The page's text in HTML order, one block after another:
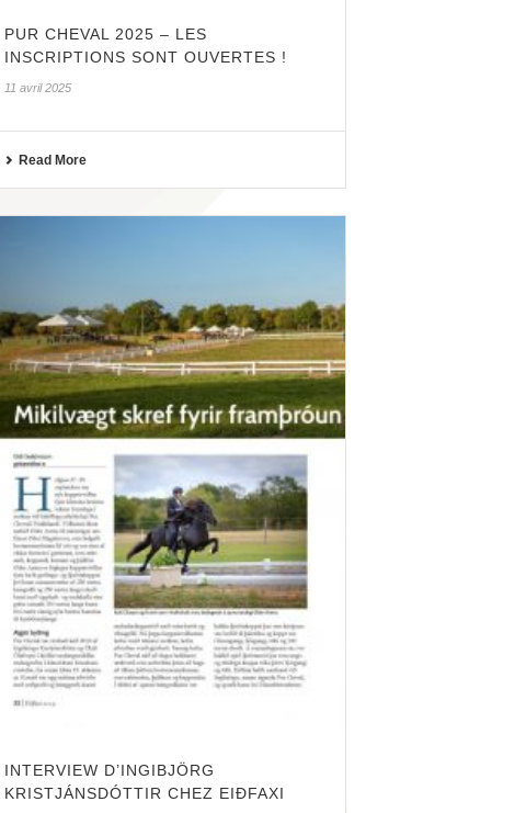
PUR CHEVAL 2025 – LES
INSCRIPTIONS SONT OUVERTES !
11 avril 2025
Read More
INTERVIEW D’INGIBJÖRG
KRISTJÁNSDÓTTIR CHEZ EIÐFAXI